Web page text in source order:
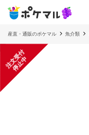
産直・通販のポケマル 魚介類
注
文
受
付
停
止
中